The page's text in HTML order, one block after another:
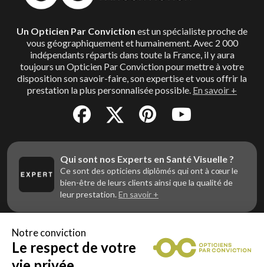
Un Opticien Par Conviction est un spécialiste proche de
vous géographiquement et humainement. Avec 2 000
indépendants répartis dans toute la France, il y aura
toujours un Opticien Par Conviction pour mettre à votre
disposition son savoir-faire, son expertise et vous offrir la
prestation la plus personnalisée possible. En savoir +
Qui sont nos Experts en Santé Visuelle ?
Ce sont des opticiens diplômés qui ont à cœur le
bien-être de leurs clients ainsi que la qualité de
leur prestation. En savoir +
Vous êtes un professionnel de la vue et
vous souhaitez nous rejoindre ?
Notre conviction
Le respect de votre